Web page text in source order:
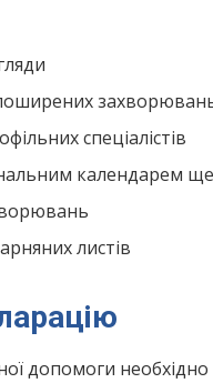
спеціалістів
календарем
листів
допомоги